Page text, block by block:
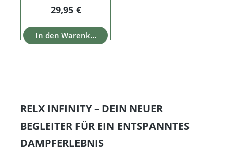
Regulärer Preis:
29,95 €
In den Warenkorb
RELX INFINITY – DEIN NEUER
BEGLEITER FÜR EIN ENTSPANNTES
DAMPFERLEBNIS